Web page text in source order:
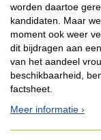
worden daartoe
kandidaten. Maar
moment ook weer
dit bijdragen aan
van het aandeel
beschikbaarheid,
factsheet.
Meer informatie